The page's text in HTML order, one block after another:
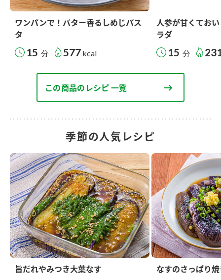
ワンパンで！バター香るしめじパス
タ
15 分 577 kcal
人参が甘くてお
ラダ
15 分
この商品のレシピ 一覧
季節の人気レシピ
旨だれやみつき大葉なす なすのさっぱり